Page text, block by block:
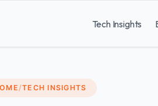
Tech Insights
/TECH INSIGHTS